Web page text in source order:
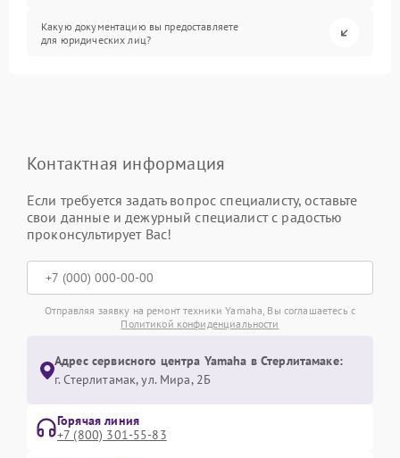
Какую документацию вы предоставляете
для юридических лиц?
Контактная информация
Если требуется задать вопрос специалисту, оставьте
свои данные и дежурный специалист с радостью
проконсультирует Вас!
Отправляя заявку на ремонт техники Yamaha, Вы соглашаетесь с
Политикой конфиденциальности
Адрес сервисного центра Yamaha в Стерлитамаке:
г. Стерлитамак, ул. Мира, 2Б
Горячая линия
+7 (800) 301-55-83